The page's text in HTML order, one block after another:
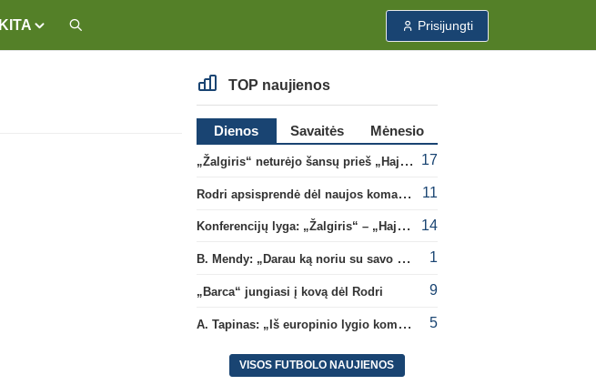
KITA Prisijungti
TOP naujienos
Dienos Savaitės
Mėnesio
„Žalgiris“ neturėjo šansų prieš „Hajduk“
17
Rodri apsisprendė dėl naujos komandos 11
Konferencijų lyga: „Žalgiris“ – „Hajduk“ (rungtynės tiesiogiai) 14
B. Mendy: „Darau ką noriu su savo pasaulio čempionato titulu“ 1
„Barca“ jungiasi į kovą dėl Rodri 9
A. Tapinas: „Iš europinio lygio komandos gavom gerų pamokų“ 5
VISOS FUTBOLO NAUJIENOS